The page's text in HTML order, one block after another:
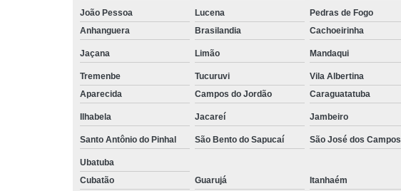
João Pessoa Lucena Pedras de Fogo
Anhanguera
Brasilandia Cachoeirinha
Jaçana Limão Mandaqui
Tremenbe Tucuruvi Vila Albertina
Aparecida
Campos do Jordão Caraguatatuba
Ilhabela Jacareí Jambeiro
Santo Antônio do Pinhal São Bento do Sapucaí São José dos Campos
Ubatuba
Cubatão
Guarujá Itanhaém